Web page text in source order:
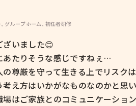
グループホーム, 初任者研修
いました😊
あたりそうな感じですねぇ…
尊厳を守って生きる上でリスク
え方はいかがなものなのかと思い
はご家族とのコミュニケーショ